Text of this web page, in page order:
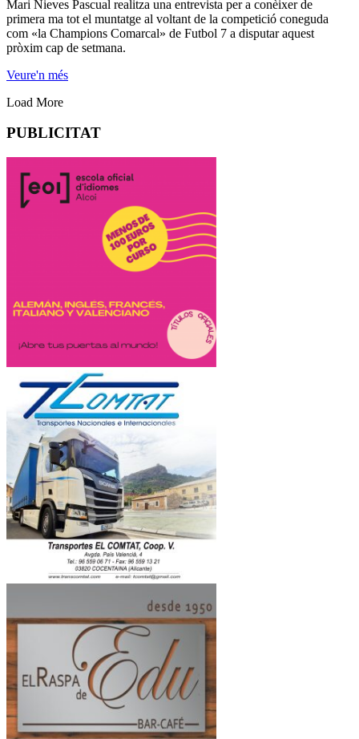
Mari Nieves Pascual realitza una entrevista per a conèixer de
primera ma tot el muntatge al voltant de la competició coneguda
com «la Champions Comarcal» de Futbol 7 a disputar aquest
pròxim cap de setmana.
Veure'n més
Load More
PUBLICITAT